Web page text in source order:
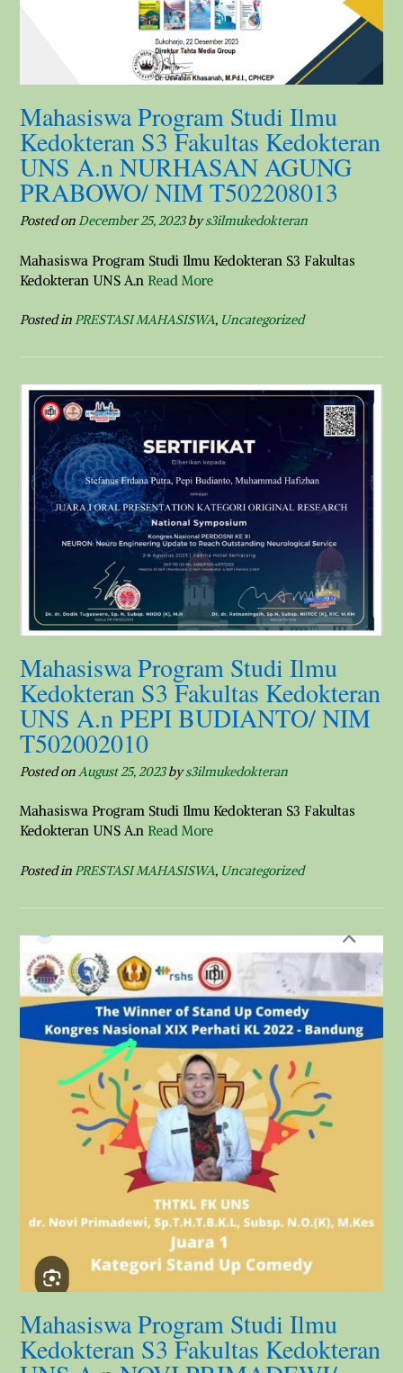
Mahasiswa Program Studi Ilmu
Kedokteran S3 Fakultas Kedokteran
UNS A.n NURHASAN AGUNG
PRABOWO/ NIM T502208013
Posted onDecember 25, 2023bys3ilmukedokteran
Mahasiswa Program Studi Ilmu Kedokteran S3 Fakultas
Kedokteran UNS A.n Read More
Posted inPRESTASI MAHASISWA, Uncategorized
Mahasiswa Program Studi Ilmu
Kedokteran S3 Fakultas Kedokteran
UNS A.n PEPI BUDIANTO/ NIM
T502002010
Posted onAugust 25, 2023bys3ilmukedokteran
Mahasiswa Program Studi Ilmu Kedokteran S3 Fakultas
Kedokteran UNS A.n Read More
Posted inPRESTASI MAHASISWA, Uncategorized
Mahasiswa Program Studi Ilmu
Kedokteran S3 Fakultas Kedokteran